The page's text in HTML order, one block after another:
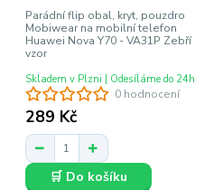
0 hodnocení
Parádní flip obal, kryt, pouzdro
Mobiwear na mobilní telefon
Huawei Nova Y70 - VA31P Zebří
vzor
289 Kč
Skladem v Plzni | Odesíláme do 24h
🛒 Do košíku